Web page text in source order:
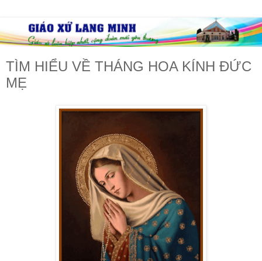
TÌM HIỂU VỀ THÁNG HOA KÍNH ĐỨC
MẸ